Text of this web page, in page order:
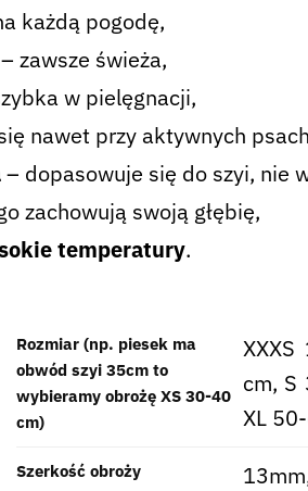
każdą pogodę,
zawsze świeża,
w pielęgnacji,
nawet przy aktywnych
– dopasowuje się do szyi, nie
zachowują swoją głębię,
temperatury.
Rozmiar (np. piesek ma
obwód szyi 35cm to
wybieramy obrożę XS 30-40
cm)
cm, S
XL
Szerkość obroży